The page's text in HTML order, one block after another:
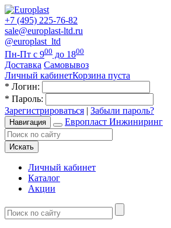
+7 (495) 225-76-82
sale@europlast-ltd.ru
@europlast_ltd
Пн-Пт с 900 до 1800
Доставка Самовывоз
Личный кабинетКорзина пуста
* Логин:
* Пароль:
Зарегистрироваться | Забыли пароль?
Навигация Европласт Инжиниринг
Искать
Личный кабинет
Каталог
Акции